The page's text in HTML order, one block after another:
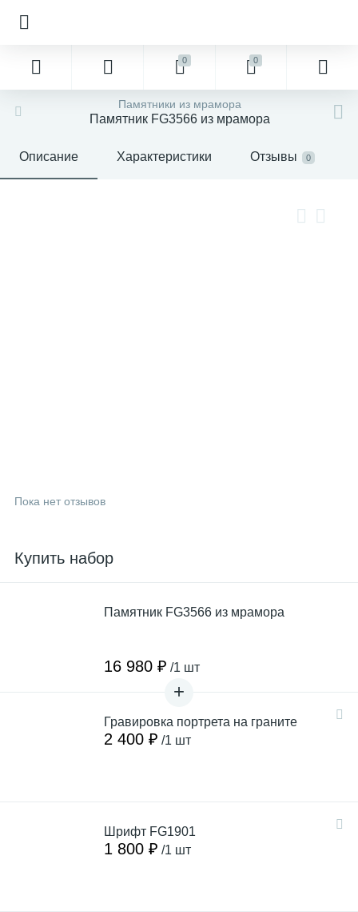
0 0
Памятники из мрамора
Памятник FG3566 из мрамора
Описание Характеристики Отзывы 0
Пока нет отзывов
Купить набор
Памятник FG3566 из мрамора
16 980 ₽ /1 шт
Гравировка портрета на граните
2 400 ₽ /1 шт
Шрифт FG1901
1 800 ₽ /1 шт